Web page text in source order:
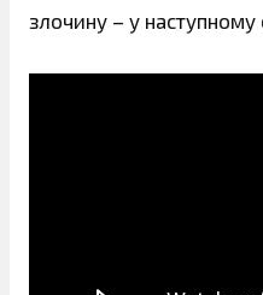
злочину – у наступному